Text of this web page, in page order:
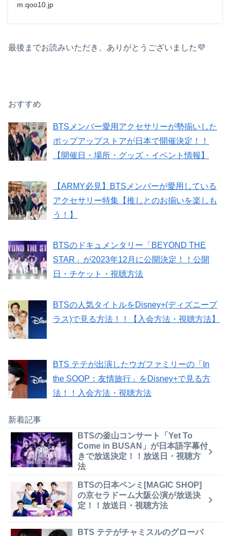
m.qoo10.jp
最後までお読みいただき、ありがとうございました💜
おすすめ
BTSメンバー愛用アクセサリーが勢揃いした
ポップアップストアが日本で開催決定！！
【開催日・場所・グッズ・イベント情報】
【ARMY必見】BTSメンバーが愛用している
アクセサリー特集【推しとのお揃いを楽しも
う！】
BTSのドキュメンタリー「BEYOND THE
STAR」が2023年12月に公開決定！！公開
日・チケット・視聴方法
BTSの人気タイトルをDisney+(ディズニープ
ラス)で見る方法！！【入会方法・視聴方法】
BTS テテが出演したウガファミリーの「In
the SOOP：友情旅行」をDisney+で見る方
法！！入会方法・視聴方法
新着記事
BTSの釜山コンサート「Yet To
Come in BUSAN」が日本語字幕付
きで放送決定！！放送日・視聴方
法
BTSの日本ペンミ[MAGIC SHOP]
の京セラドーム大阪公演が放送決
定！！放送日・視聴方法
BTS テテがチャミスルのグローバ